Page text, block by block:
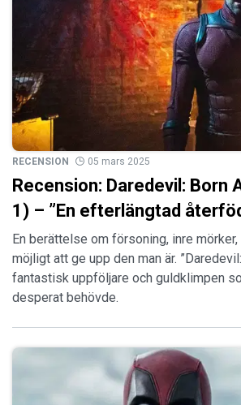
RECENSION 05 mars 2025
Recension: Daredevil: Born
1) – ”En efterlängtad
En berättelse om försoning, inre
möjligt att ge upp den man är.
fantastisk uppföljare och guldklimpen
desperat behövde.